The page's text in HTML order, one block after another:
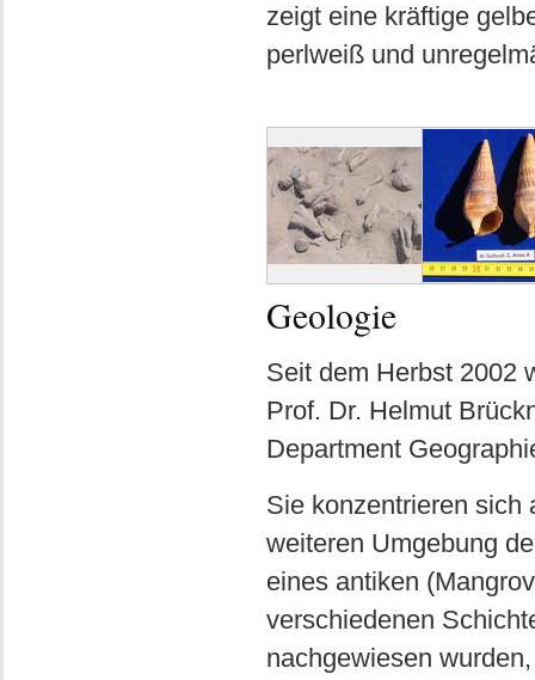
zeigt eine kräftige
perlweiß und
Geologie
Seit dem Herbst 2002
Prof. Dr. Helmut
Department
Sie konzentrieren sich
weiteren Umgebung
eines antiken
verschiedenen
nachgewiesen